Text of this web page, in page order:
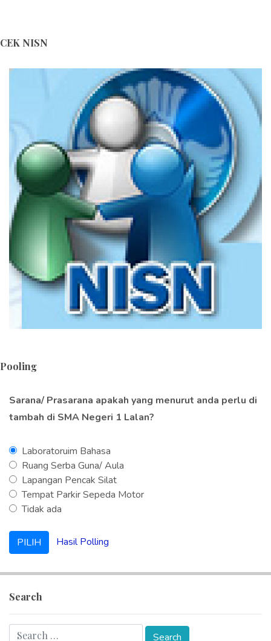
CEK NISN
Pooling
Sarana/ Prasarana apakah yang menurut anda perlu di
tambah di SMA Negeri 1 Lalan?
Laboratoruim Bahasa
Ruang Serba Guna/ Aula
Lapangan Pencak Silat
Tempat Parkir Sepeda Motor
Tidak ada
Hasil Polling
Search